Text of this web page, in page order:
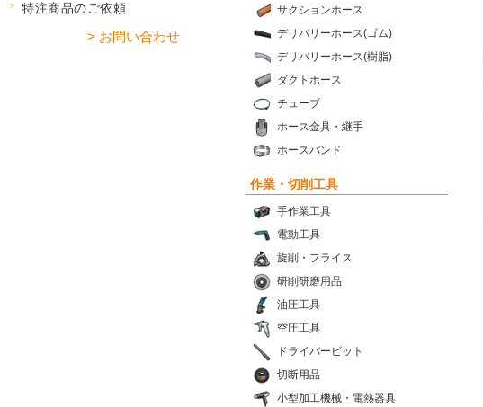
サクションホース
デリバリーホース(ゴム)
デリバリーホース(樹脂)
ダクトホース
チューブ
ホース金具・継手
ホースバンド
作業・切削工具
手作業工具
電動工具
旋削・フライス
研削研磨用品
油圧工具
空圧工具
ドライバービット
切断用品
小型加工機械・電熱器具
特注商品のご依頼
> お問い合わせ